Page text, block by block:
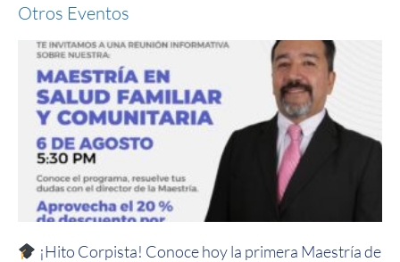
Otros Eventos
¡Hito Corpista! Conoce hoy la primera Maestría de